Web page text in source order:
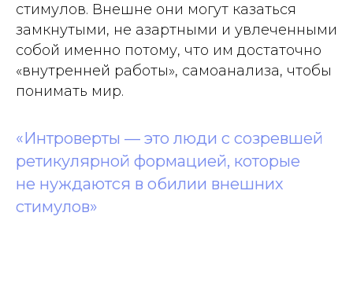
стимулов. Внешне они могут казаться
замкнутыми, не азартными и увлеченными
собой именно потому, что им достаточно
«внутренней работы», самоанализа, чтобы
понимать мир.
«Интроверты — это люди с созревшей
ретикулярной формацией, которые
не нуждаются в обилии внешних
стимулов»